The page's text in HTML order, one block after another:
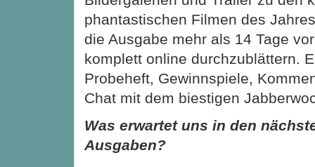
phantastischen Filmen des
die Ausgabe mehr als 14 Tage
komplett online durchzublättern.
Probeheft, Gewinnspiele,
Chat mit dem biestigen
Was erwartet uns in den
Ausgaben?